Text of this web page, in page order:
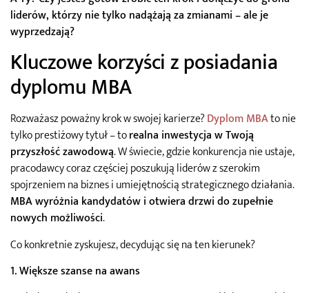
liderów, którzy nie tylko nadążają za zmianami – ale je
wyprzedzają?
Kluczowe korzyści z posiadania
dyplomu MBA
Rozważasz poważny krok w swojej karierze?Dyplom MBAto nie
tylko prestiżowy tytuł – torealna inwestycja w Twoją
przyszłość zawodową. W świecie, gdzie konkurencja nie ustaje,
pracodawcy coraz częściej poszukują liderów z szerokim
spojrzeniem na biznes i umiejętnością strategicznego działania.
MBA wyróżnia kandydatów i otwiera drzwi do zupełnie
nowych możliwości.
Co konkretnie zyskujesz, decydując się na ten kierunek?
1. Większe szanse na awans